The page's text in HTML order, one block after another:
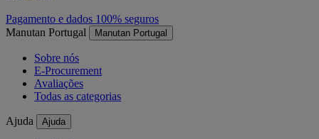
Pagamento e dados 100% seguros
Manutan Portugal
Manutan Portugal
Sobre nós
E-Procurement
Avaliações
Todas as categorias
Ajuda Ajuda